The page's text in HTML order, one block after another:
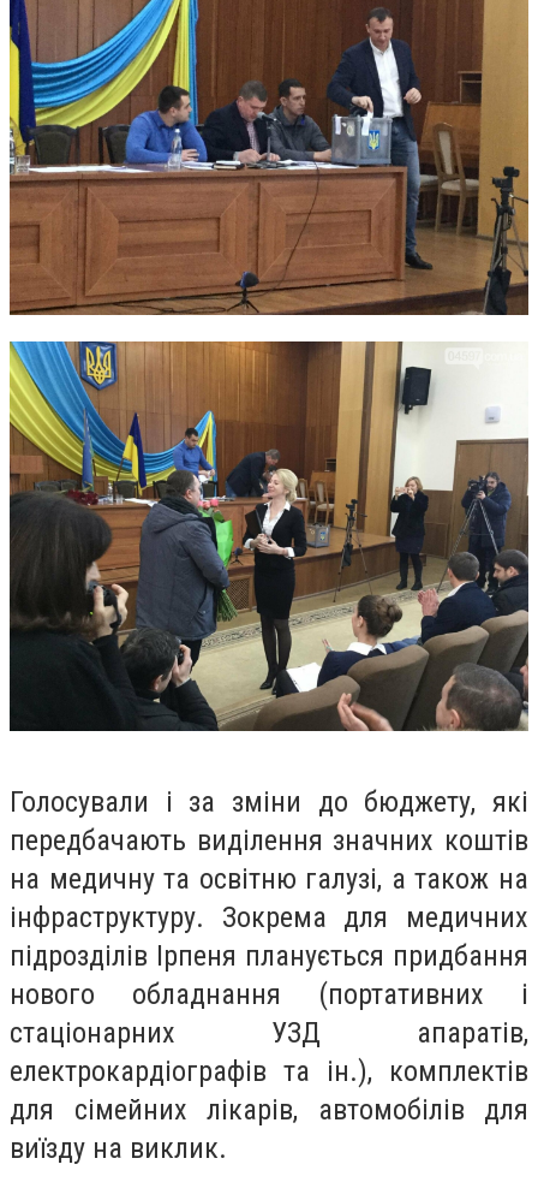
Голосували і за зміни до бюджету, які
передбачають виділення значних коштів
на медичну та освітню галузі, а також на
інфраструктуру. Зокрема для медичних
підрозділів Ірпеня планується придбання
нового обладнання (портативних і
стаціонарних УЗД апаратів,
електрокардіографів та ін.), комплектів
для сімейних лікарів, автомобілів для
виїзду на виклик.